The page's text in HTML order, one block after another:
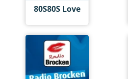
80S80S Love